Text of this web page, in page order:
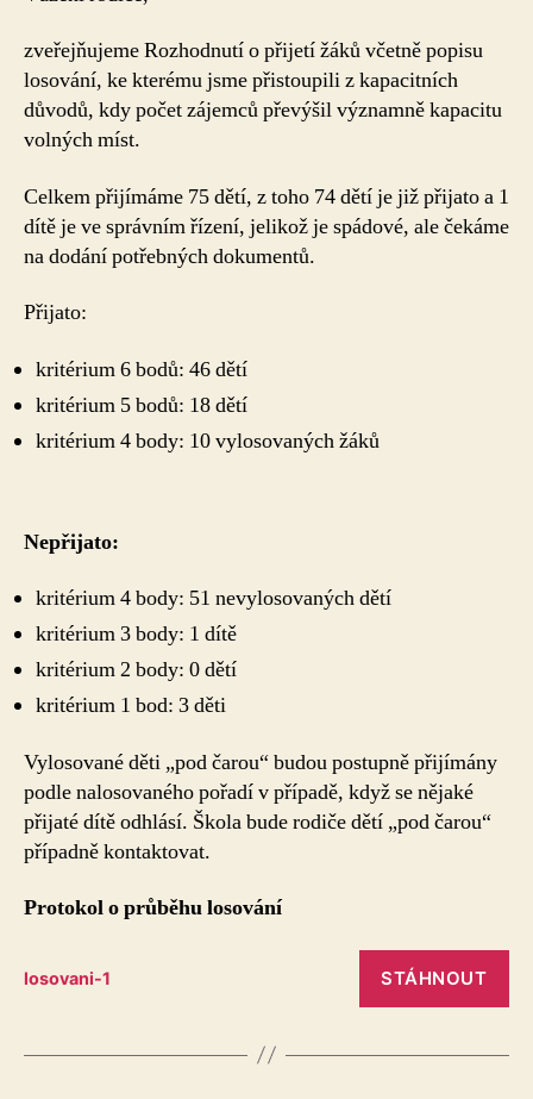
zveřejňujeme Rozhodnutí o přijetí žáků včetně popisu
losování, ke kterému jsme přistoupili z kapacitních
důvodů, kdy počet zájemců převýšil významně kapacitu
volných míst.
Celkem přijímáme 75 dětí, z toho 74 dětí je již přijato a 1
dítě je ve správním řízení, jelikož je spádové, ale čekáme
na dodání potřebných dokumentů.
Přijato:
kritérium 6 bodů: 46 dětí
kritérium 5 bodů: 18 dětí
kritérium 4 body: 10 vylosovaných žáků
Nepřijato:
kritérium 4 body: 51 nevylosovaných dětí
kritérium 3 body: 1 dítě
kritérium 2 body: 0 dětí
kritérium 1 bod: 3 děti
Vylosované děti „pod čarou“ budou postupně přijímány
podle nalosovaného pořadí v případě, když se nějaké
přijaté dítě odhlásí. Škola bude rodiče dětí „pod čarou“
případně kontaktovat.
Protokol o průběhu losování
losovani-1 STÁHNOUT